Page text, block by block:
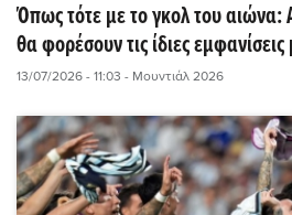
Όπως τότε με το γκολ του αιώνα:
θα φορέσουν τις ίδιες
13/07/2026 - 11:03 - Μουντιάλ 2026